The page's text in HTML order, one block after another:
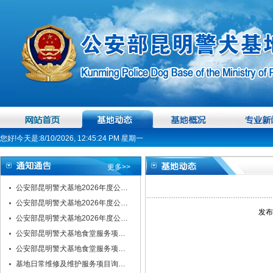
您好!今天是:8/10/2026, 12:45:24 PM 星期一
更多>>
公安部昆明警犬基地2026年度公…
公安部昆明警犬基地2026年度公…
公安部昆明警犬基地2026年度公…
公安部昆明警犬基地食堂服务项…
公安部昆明警犬基地食堂服务项…
基地日常维修及维护服务项目询…
发